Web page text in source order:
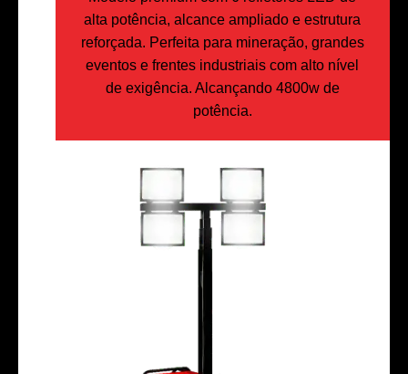
alta potência, alcance ampliado e estrutura
reforçada. Perfeita para mineração, grandes
eventos e frentes industriais com alto nível
de exigência. Alcançando 4800w de
potência.